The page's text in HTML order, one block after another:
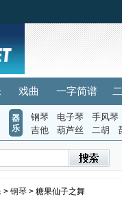
戏曲 一字简谱
器
乐
钢琴 电子琴 手风琴
吉他
葫芦丝 二胡
> 钢琴 > 糖果仙子之舞